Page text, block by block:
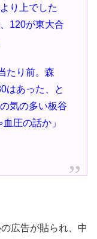
り上でした
120が東大合
たり前。森
はあった、と
気の多い板谷
圧の話か」
広告が貼られ、中